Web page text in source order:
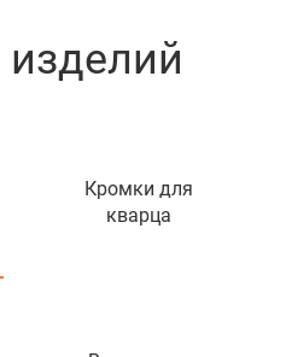
Кромки для
кварца